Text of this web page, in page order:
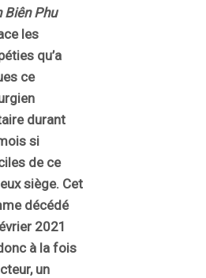
Biên Phu
les
qu’a
ce
durant
si
de ce
siège. Cet
décédé
2021
à la fois
un